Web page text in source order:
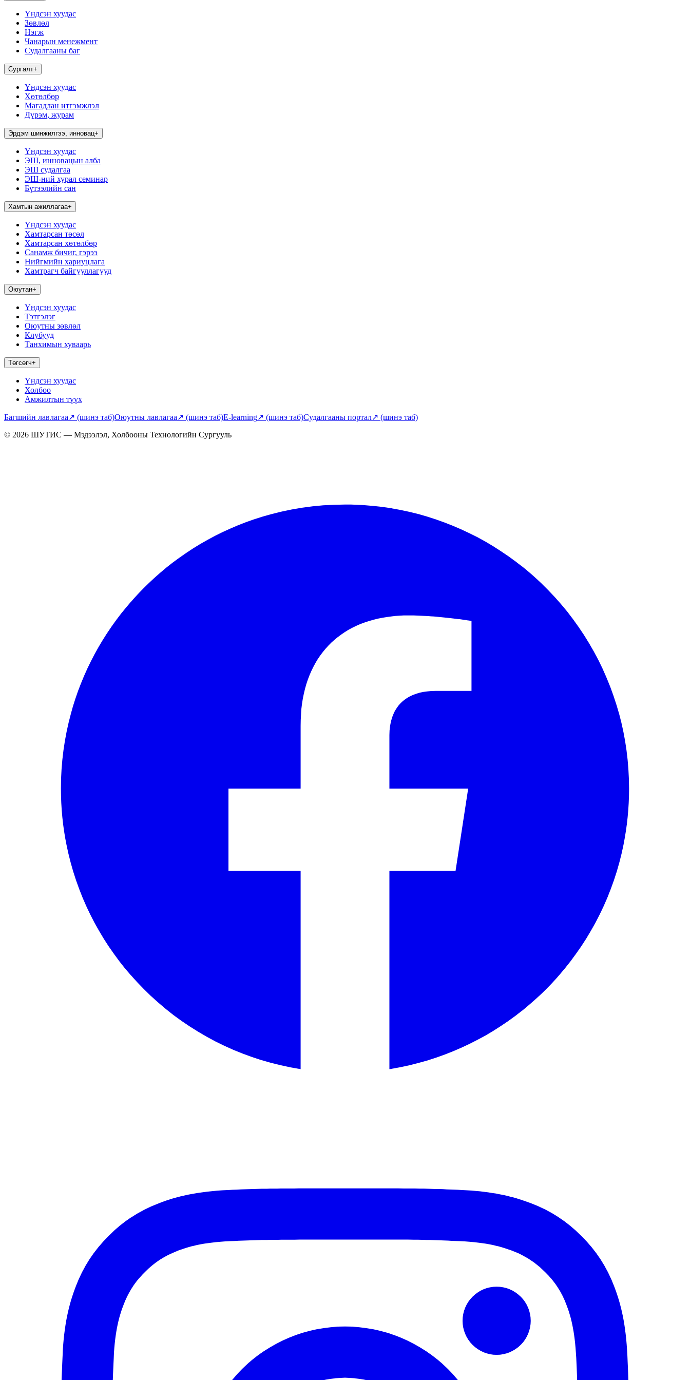
Үндсэн хуудас
Зөвлөл
Нэгж
Чанарын менежмент
Судалгааны баг
Сургалт+
Үндсэн хуудас
Хөтөлбөр
Магадлан итгэмжлэл
Дүрэм, журам
Эрдэм шинжилгээ, инновац+
Үндсэн хуудас
ЭШ, инновацын алба
ЭШ судалгаа
ЭШ-ний хурал семинар
Бүтээлийн сан
Хамтын ажиллагаа+
Үндсэн хуудас
Хамтарсан төсөл
Хамтарсан хөтөлбөр
Санамж бичиг, гэрээ
Нийгмийн хариуцлага
Хамтрагч байгууллагууд
Оюутан+
Үндсэн хуудас
Тэтгэлэг
Оюутны зөвлөл
Клубууд
Танхимын хуваарь
Төгсөгч+
Үндсэн хуудас
Холбоо
Амжилтын түүх
Багшийн лавлагаа↗ (шинэ таб)Оюутны лавлагаа↗ (шинэ таб)E-learning↗ (шинэ таб)Судалгааны портал↗ (шинэ таб)
© 2026 ШУТИС — Мэдээлэл, Холбооны Технологийн Сургууль